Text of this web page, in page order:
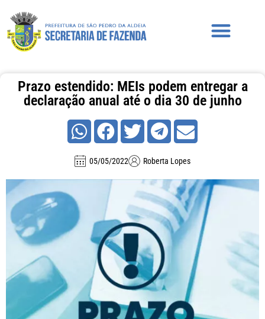
Prazo estendido: MEIs podem entregar a
declaração anual até o dia 30 de junho
05/05/2022 Roberta Lopes